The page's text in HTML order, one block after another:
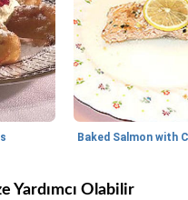
65dakika Candy
Yardımcı Olabilir